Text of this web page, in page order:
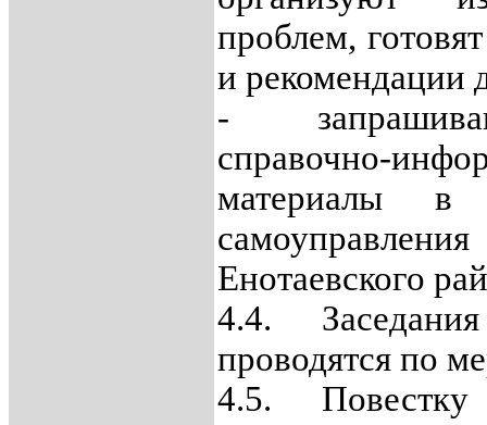
проблем,
и рекомендации
-
справочно-
материалы в
Енотаевского
4.4.
проводятся по
4.5.